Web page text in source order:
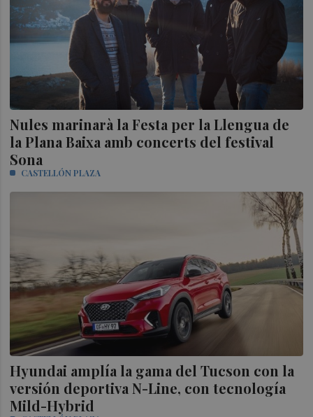
Nules marinarà la Festa per la Llengua de
la Plana Baixa amb concerts del festival
Sona
CASTELLÓN PLAZA
Hyundai amplía la gama del Tucson con la
versión deportiva N-Line, con tecnología
Mild-Hybrid